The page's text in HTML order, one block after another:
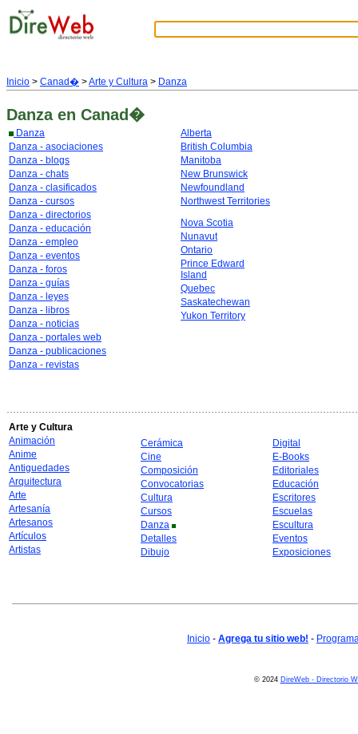
Inicio > Canad� >Arte y Cultura > Danza
Danza en Canad�
Danza
Danza - asociaciones
Danza - blogs
Danza - chats
Danza - clasificados
Danza - cursos
Danza - directorios
Danza - educación
Danza - empleo
Danza - eventos
Danza - foros
Danza - guías
Danza - leyes
Danza - libros
Danza - noticias
Danza - portales web
Danza - publicaciones
Danza - revistas
Alberta
British Columbia
Manitoba
New Brunswick
Newfoundland
Northwest Territories
Nova Scotia
Nunavut
Ontario
Prince Edward
Island
Quebec
Saskatechewan
Yukon Territory
Arte y Cultura
Animación
Anime
Antiguedades
Arquitectura
Arte
Artesanía
Artesanos
Artículos
Artistas
Cerámica
Cine
Composición
Convocatorias
Cultura
Cursos
Danza
Detalles
Dibujo
Digital
E-Books
Editoriales
Educación
Escritores
Escuelas
Escultura
Eventos
Exposiciones
Inicio - Agrega tu sitio web! -
© 2024 DireWeb - Directorio